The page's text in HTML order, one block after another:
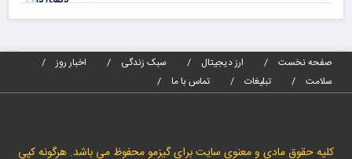
صفحه نخست
ارز دیجیتال سبک زندگی
اخبار روز
سلامت
تبلیغات تماس با ما
کلیه حقوق مادی و معنوی سایت برای گیزمو محفوظ می باشد. هرگونه کپی